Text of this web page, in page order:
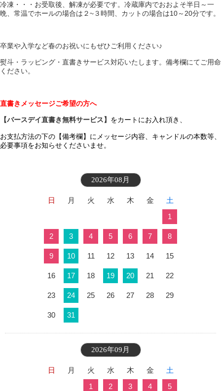
冷凍・・・お受取後、解凍が必要です。冷蔵庫内でおおよそ半日～一
晩、常温でホールの場合は２~３時間、カットの場合は10～20分です。
卒業や入学など春のお祝いにもぜひご利用ください♪
熨斗・ラッピング・直書きサービス対応いたします。備考欄にてご用命
ください。
直書きメッセージご希望の方へ
【バースデイ直書き無料サービス】 をカートにお入れ頂き、
お支払方法の下の【備考欄】にメッセージ内容、キャンドルの本数等、
必要事項をお知らせくださいませ。
2026年08月
日 月 火 水 木 金
土
1
2 3 4 5 6 7 8
9 10 11 12 13 14 15
16 17 18 19 20 21 22
23 24 25 26 27 28 29
30 31
2026年09月
日 月 火 水 木 金
土
1
2 3 4 5